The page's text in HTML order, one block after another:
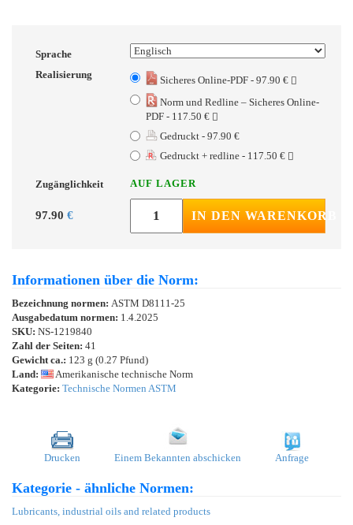
Sprache
Realisierung
Sicheres Online-PDF - 97.90 €
Norm und Redline – Sicheres Online-
PDF - 117.50 €
Gedruckt - 97.90 €
Gedruckt + redline - 117.50 €
Zugänglichkeit AUF LAGER
97.90 € IN DEN WARENKORB
Informationen über die Norm:
Bezeichnung normen: ASTM D8111-25
Ausgabedatum normen: 1.4.2025
SKU: NS-1219840
Zahl der Seiten: 41
Gewicht ca.: 123 g (0.27 Pfund)
Land:
Amerikanische technische Norm
Kategorie: Technische Normen ASTM
Drucken Einem Bekannten abschicken Anfrage
Kategorie - ähnliche Normen:
Lubricants, industrial oils and related products